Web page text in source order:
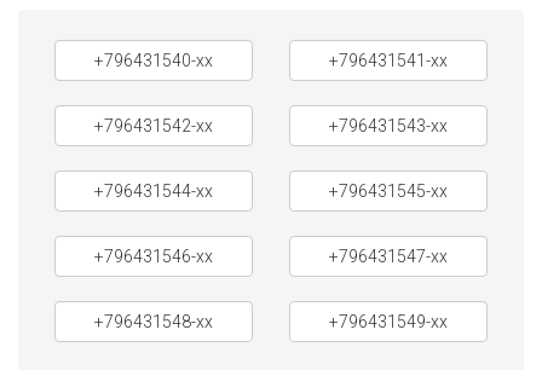
+796431540-xx +796431541-xx
+796431542-xx +796431543-xx
+796431544-xx +796431545-xx
+796431546-xx +796431547-xx
+796431548-xx +796431549-xx